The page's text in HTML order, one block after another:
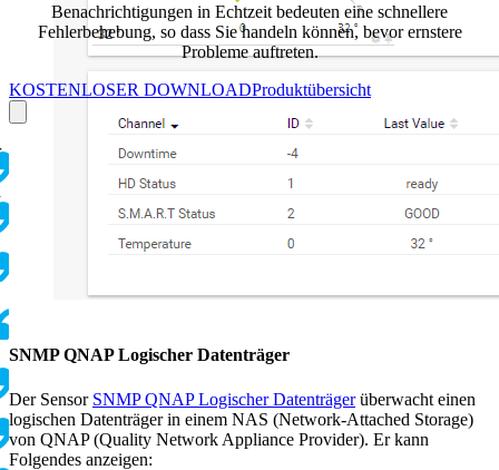
SNMP QNAP Logischer Datenträger
Der Sensor SNMP QNAP Logischer Datenträgerüberwacht einen
logischen Datenträger in einem NAS (Network-Attached Storage)
von QNAP (Quality Network Appliance Provider). Er kann
Folgendes anzeigen:
Benachrichtigungen in Echtzeit bedeuten eine schnellere
Fehlerbehebung, so dass Sie handeln können, bevor ernstere
Probleme auftreten.
KOSTENLOSER DOWNLOADProduktübersicht